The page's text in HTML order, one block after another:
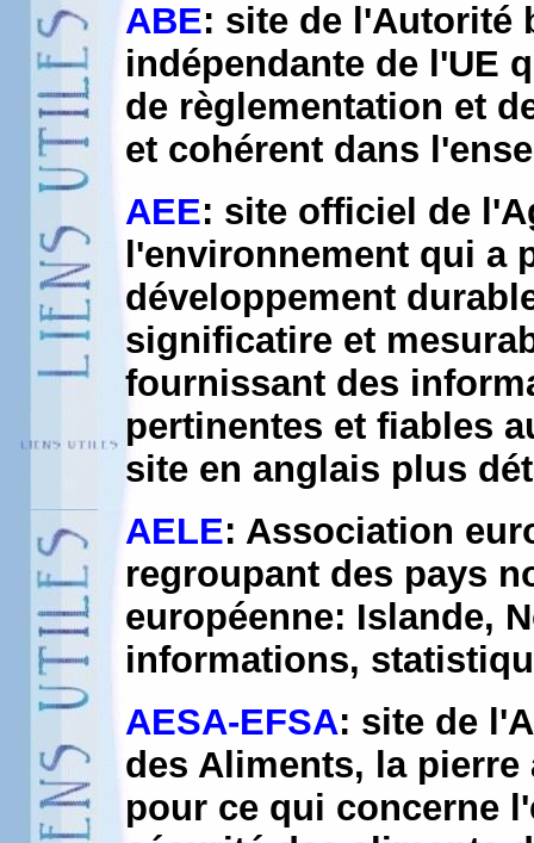
ABE: site de l'Autorité
indépendante de l'UE
de règlementation et
et cohérent dans
AEE: site officiel de
l'environnement qui a
développement
significatire et
fournissant des
pertinentes et fiables
site en anglais plus
AELE: Association
regroupant des pays
européenne: Islande,
informations,
AESA-EFSA: site de
des Aliments, la
pour ce qui concerne